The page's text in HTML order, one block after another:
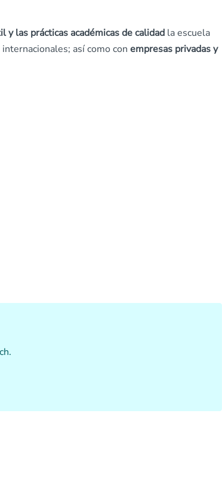
las prácticas académicas de calidad la escuela
así como con empresas privadas y